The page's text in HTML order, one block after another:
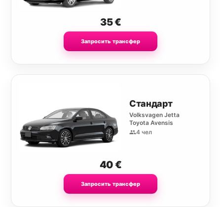
35€
Запросить трансфер
Стандарт
Volksvagen Jetta
Toyota Avensis
4 чел
40€
Запросить трансфер